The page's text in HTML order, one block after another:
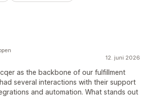
12. juni 2026
as the backbone of our fulfillment
several interactions with their support
and automation. What stands out